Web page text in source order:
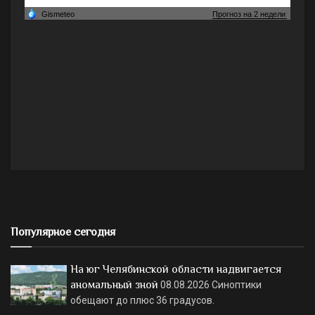
Популярное сегодня
На юг Челябинской области надвигается
аномальный зной 08.08.2026 Синоптики
обещают до плюс 36 градусов.